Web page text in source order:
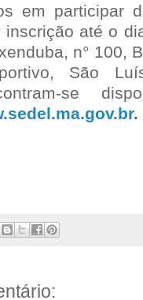
em participar
inscrição até o
n° 100,
São
se
.